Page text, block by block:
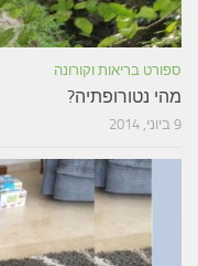
ספורט בריאות וקורונה
מהי נטורופתיה?
9 ביוני, 2014